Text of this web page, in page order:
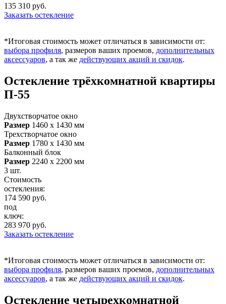
135 310 руб.
Заказать остекление
*Итоговая стоимость может отличаться в зависимости от:
выбора профиля, размеров ваших проемов, дополнительных
аксессуаров, а так же действующих акций и скидок.
Остекление трёхкомнатной квартиры
П-55
Двухстворчатое окно
Размер 1460 х 1430 мм
Трехстворчатое окно
Размер 1780 х 1430 мм
Балконный блок
Размер 2240 х 2200 мм
3 шт.
Стоимость
остекления:
174 590 руб.
под
ключ:
283 970 руб.
Заказать остекление
*Итоговая стоимость может отличаться в зависимости от:
выбора профиля, размеров ваших проемов, дополнительных
аксессуаров, а так же действующих акций и скидок.
Остекление четырехкомнатной